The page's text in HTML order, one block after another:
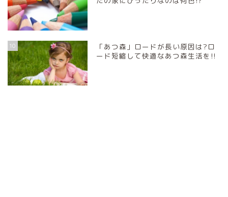
10
「あつ森」ロードが長い原因は?ロ
ード短縮して快適なあつ森生活を!!